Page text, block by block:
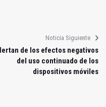
Noticia Siguiente
de los efectos negativos
del uso continuado de los
dispositivos móviles